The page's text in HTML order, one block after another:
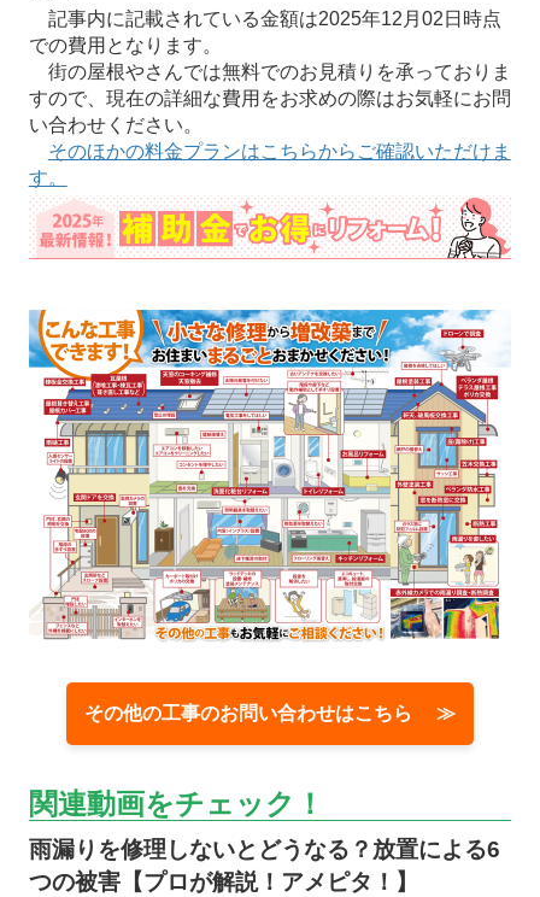
記事内に記載されている金額は2025年12月02日時点
での費用となります。
街の屋根やさんでは無料でのお見積りを承っておりま
すので、現在の詳細な費用をお求めの際はお気軽にお問
い合わせください。
そのほかの料金プランはこちらからご確認いただけま
す。
その他の工事のお問い合わせはこちら ≫
関連動画をチェック！
雨漏りを修理しないとどうなる？放置による6
つの被害【プロが解説！アメピタ！】